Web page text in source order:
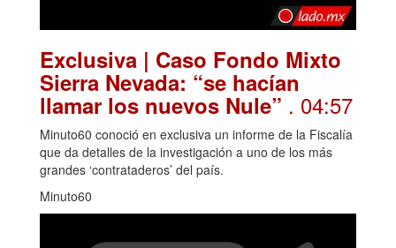
Exclusiva | Caso Fondo Mixto
Sierra Nevada: “se hacían
llamar los nuevos Nule” . 04:57
Minuto60 conoció en exclusiva un informe de la Fiscalía
que da detalles de la investigación a uno de los más
grandes ‘contrataderos’ del país.
Minuto60